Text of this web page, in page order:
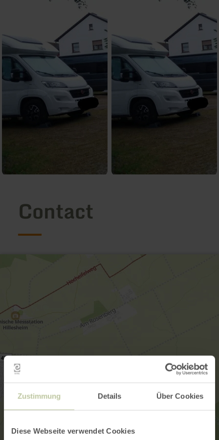
Zustimmung Details Über Cookies
Diese Webseite verwendet Cookies
Contact